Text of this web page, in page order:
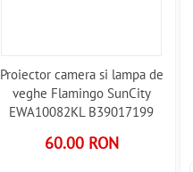
Proiector camera si lampa de
veghe Flamingo SunCity
EWA10082KL B39017199
60.00 RON